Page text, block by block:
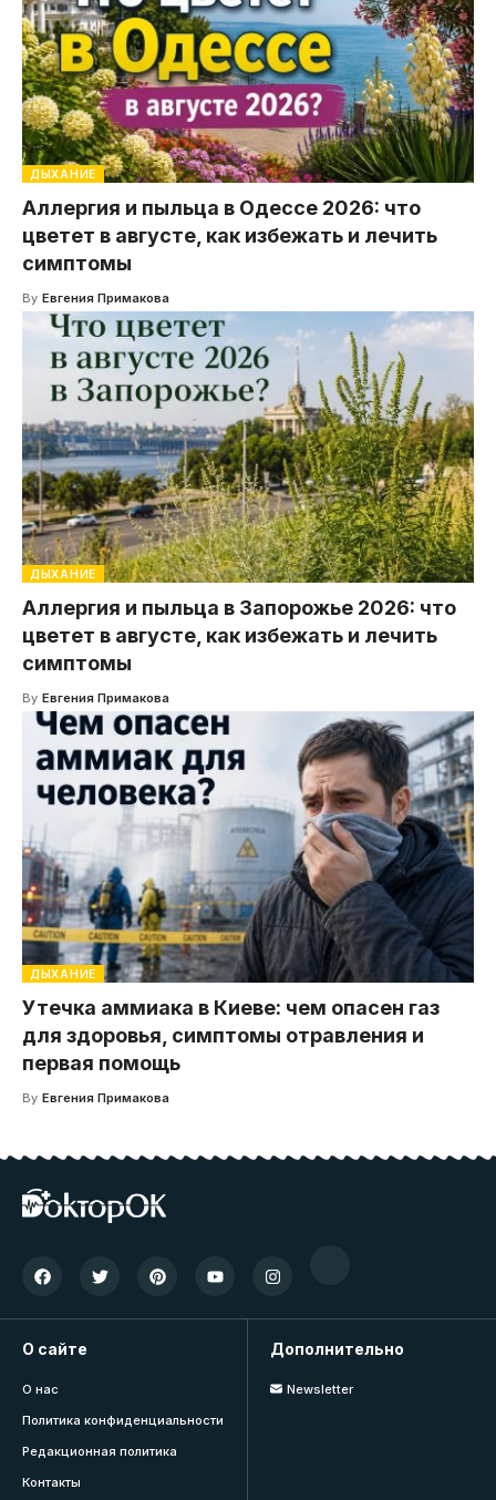
ДЫХАНИЕ
Аллергия и пыльца в Одессе 2026: что
цветет в августе, как избежать и лечить
симптомы
By Евгения Примакова
ДЫХАНИЕ
Аллергия и пыльца в Запорожье 2026: что
цветет в августе, как избежать и лечить
симптомы
By Евгения Примакова
ДЫХАНИЕ
Утечка аммиака в Киеве: чем опасен газ
для здоровья, симптомы отравления и
первая помощь
By Евгения Примакова
О сайте
О нас
Политика конфиденциальности
Редакционная политика
Контакты
Дополнительно
Newsletter